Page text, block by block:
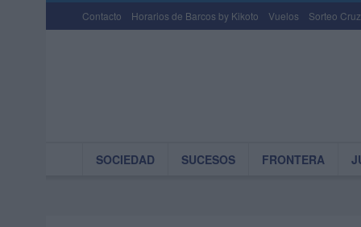
Contacto Horarios de Barcos by Kikoto Vuelos Sorteo
SOCIEDAD SUCESOS FRONTERA